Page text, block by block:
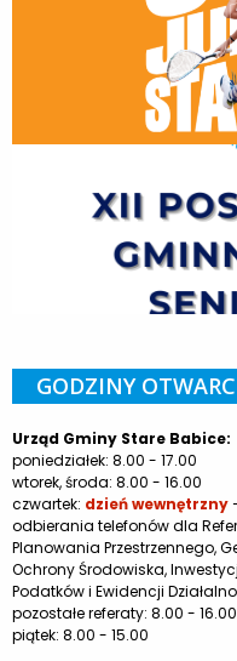
GODZINY
Urząd Gminy Stare Babice:
poniedziałek: 8.00 - 17.00
wtorek, środa: 8.00 - 16.00
czwartek: dzień wewnętrzny
odbierania telefonów dla
Planowania Przestrzennego,
Ochrony Środowiska,
Podatków i Ewidencji
pozostałe referaty: 8.00 - 16.00
piątek: 8.00 - 15.00